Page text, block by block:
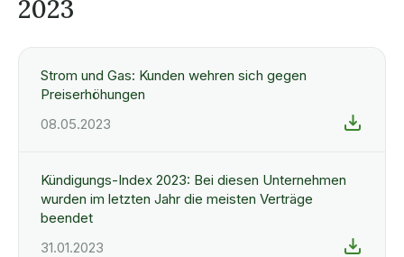
2023
Strom und Gas: Kunden wehren sich gegen
Preiserhöhungen
08.05.2023
Kündigungs-Index 2023: Bei diesen Unternehmen
wurden im letzten Jahr die meisten Verträge
beendet
31.01.2023